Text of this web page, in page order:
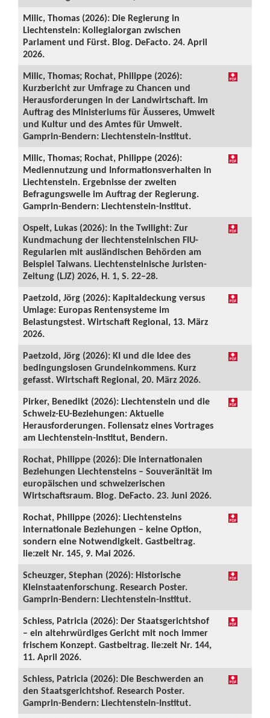
Milic, Thomas (2026): Die Regierung in
Liechtenstein: Kollegialorgan zwischen
Parlament und Fürst. Blog. DeFacto. 24. April
2026.
Milic, Thomas; Rochat, Philippe (2026):
Kurzbericht zur Umfrage zu Chancen und
Herausforderungen in der Landwirtschaft. Im
Auftrag des Ministeriums für Äusseres, Umwelt
und Kultur und des Amtes für Umwelt.
Gamprin-Bendern: Liechtenstein-Institut.
Milic, Thomas; Rochat, Philippe (2026):
Mediennutzung und Informationsverhalten in
Liechtenstein. Ergebnisse der zweiten
Befragungswelle im Auftrag der Regierung.
Gamprin-Bendern: Liechtenstein-Institut.
Ospelt, Lukas (2026): In the Twilight: Zur
Kundmachung der liechtensteinischen FIU-
Regularien mit ausländischen Behörden am
Beispiel Taiwans. Liechtensteinische Juristen-
Zeitung (LJZ) 2026, H. 1, S. 22–28.
Paetzold, Jörg (2026): Kapitaldeckung versus
Umlage: Europas Rentensysteme im
Belastungstest. Wirtschaft Regional, 13. März
2026.
Paetzold, Jörg (2026): KI und die Idee des
bedingungslosen Grundeinkommens. Kurz
gefasst. Wirtschaft Regional, 20. März 2026.
Pirker, Benedikt (2026): Liechtenstein und die
Schweiz-EU-Beziehungen: Aktuelle
Herausforderungen. Foliensatz eines Vortrages
am Liechtenstein-Institut, Bendern.
Rochat, Philippe (2026): Die internationalen
Beziehungen Liechtensteins – Souveränität im
europäischen und schweizerischen
Wirtschaftsraum. Blog. DeFacto. 23. Juni 2026.
Rochat, Philippe (2026): Liechtensteins
internationale Beziehungen – keine Option,
sondern eine Notwendigkeit. Gastbeitrag.
lie:zeit Nr. 145, 9. Mai 2026.
Scheuzger, Stephan (2026): Historische
Kleinstaatenforschung. Research Poster.
Gamprin-Bendern: Liechtenstein-Institut.
Schiess, Patricia (2026): Der Staatsgerichtshof
– ein altehrwürdiges Gericht mit noch immer
frischem Konzept. Gastbeitrag. lie:zeit Nr. 144,
11. April 2026.
Schiess, Patricia (2026): Die Beschwerden an
den Staatsgerichtshof. Research Poster.
Gamprin-Bendern: Liechtenstein-Institut.